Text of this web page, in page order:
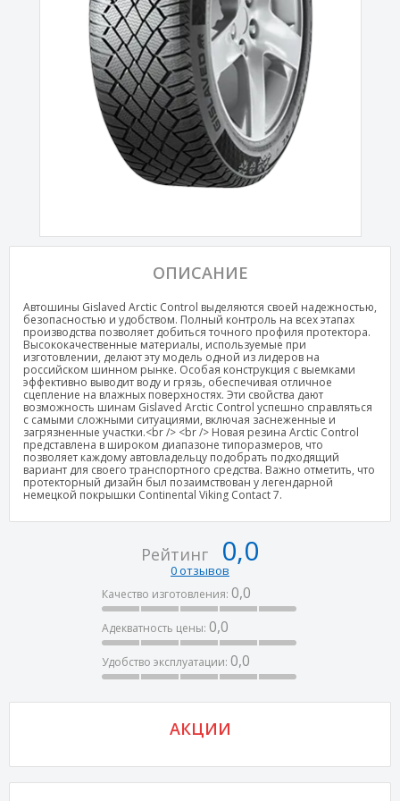
ОПИСАНИЕ
Автошины Gislaved Arctic Control выделяются своей надежностью,
безопасностью и удобством. Полный контроль на всех этапах
производства позволяет добиться точного профиля протектора.
Высококачественные материалы, используемые при
изготовлении, делают эту модель одной из лидеров на
российском шинном рынке. Особая конструкция с выемками
эффективно выводит воду и грязь, обеспечивая отличное
сцепление на влажных поверхностях. Эти свойства дают
возможность шинам Gislaved Arctic Control успешно справляться
с самыми сложными ситуациями, включая заснеженные и
загрязненные участки.<br /> <br /> Новая резина Arctic Control
представлена в широком диапазоне типоразмеров, что
позволяет каждому автовладельцу подобрать подходящий
вариант для своего транспортного средства. Важно отметить, что
протекторный дизайн был позаимствован у легендарной
немецкой покрышки Continental Viking Contact 7.
Рейтинг 0,0
0 отзывов
Качество изготовления: 0,0
Адекватность цены: 0,0
Удобство эксплуатации: 0,0
АКЦИИ